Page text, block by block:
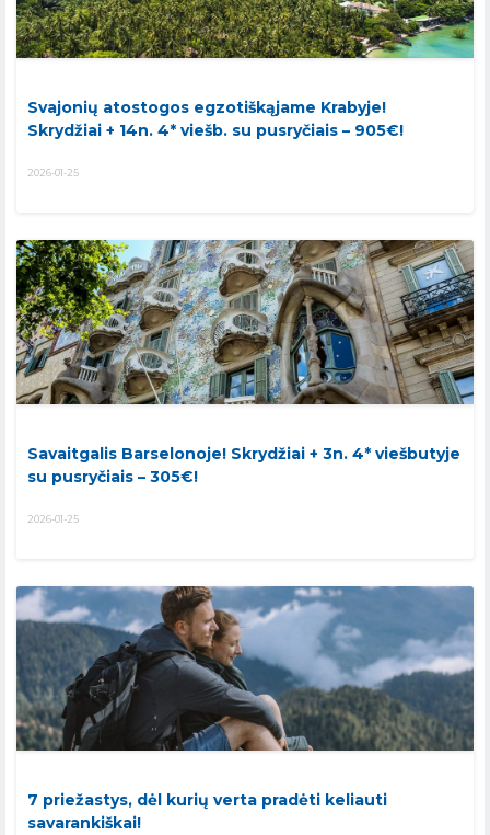
Svajonių atostogos egzotiškąjame Krabyje!
Skrydžiai + 14n. 4* viešb. su pusryčiais – 905€!
2026-01-25
Savaitgalis Barselonoje! Skrydžiai + 3n. 4* viešbutyje
su pusryčiais – 305€!
2026-01-25
7 priežastys, dėl kurių verta pradėti keliauti
savarankiškai!